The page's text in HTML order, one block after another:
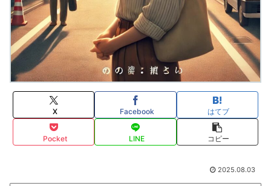
X Facebook はてブ
Pocket LINE コピー
2025.08.03